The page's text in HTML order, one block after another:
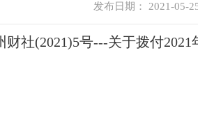
发布日期： 2021-05-
财社(2021)5号---关于拨付